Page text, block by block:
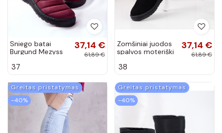
Sniego batai
Burgund Mezyss
37,14 €
61,89 €
37
Zomšiniai juodos
spalvos moteriški
STAR
37,14 €
61,89 €
38
Greitas pristatymas
−40%
Greitas pristatymas
−40%